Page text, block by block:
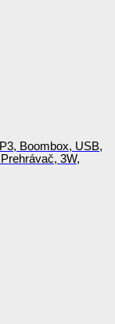
Boombox, USB,
3W,